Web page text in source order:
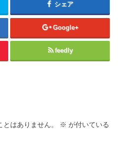
シェア
Google+
feedly
はありません。 ※ が付いている